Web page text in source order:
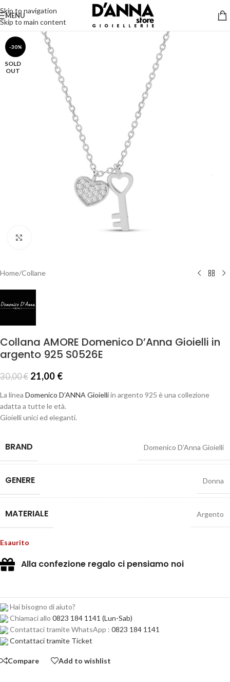
Skip to navigation
Skip to main content
MENU
-30%
SOLD
OUT
Home/Collane
Collana AMORE Domenico D’Anna Gioielli in
argento 925 S0526E
30,00€ 21,00 €
La linea Domenico D’ANNA Gioielliin argento 925 è una collezione
adatta a tutte le età.
Gioielli unici ed eleganti.
BRAND Domenico D’Anna Gioielli
GENERE Donna
MATERIALE Argento
Esaurito
Alla confezione regalo ci pensiamo noi
Hai bisogno di aiuto?
Chiamaci allo 0823 184 1141 (Lun-Sab)
Contattaci tramite WhatsApp : 0823 184 1141
Contattaci tramite Ticket
Compare Add to wishlist